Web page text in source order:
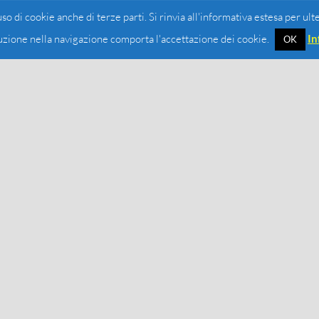
di cookie anche di terze parti. Si rinvia all'informativa estesa per
nella navigazione comporta l'accettazione dei cookie.
OK